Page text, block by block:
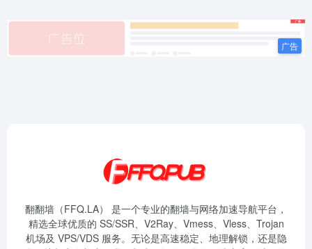
翻翻墙（FFQ.LA） 是一个专业的翻墙与网络加速导航平台，
精选全球优质的 SS/SSR、V2Ray、Vmess、Vless、Trojan
机场及 VPS/VDS 服务。无论是高速稳定、地理解锁，还是隐